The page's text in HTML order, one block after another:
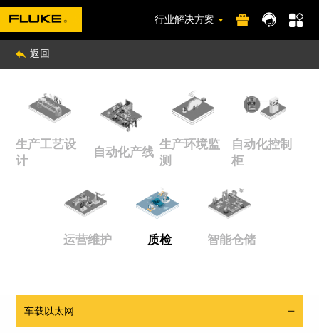
行业解决方案
返回
生产工艺设
计
自动化产线
生产环境监
测
自动化控制
柜
运营维护 质检 智能仓储
车载以太网